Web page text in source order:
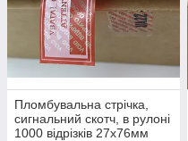
Пломбувальна стрічка,
сигнальний скотч, в рулоні
1000 відрізків 27х76мм